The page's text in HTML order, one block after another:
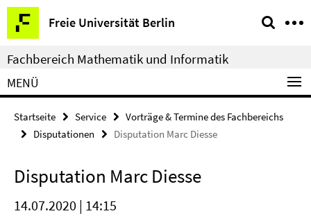
Springe
direkt
zu
Inhalt
Freie Universität Berlin
Service-
Navigation
Fachbereich Mathematik und Informatik
MENÜ
Startseite Service
Vorträge & Termine des Fachbereichs
Disputationen
Disputation Marc Diesse
Disputation Marc Diesse
14.07.2020 | 14:15